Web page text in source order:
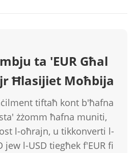
ta 'EUR Għal
Ħlasijiet Moħbija
tiftaħ kont b'ħafna
żżomm ħafna muniti,
l-oħrajn, u tikkonverti l-
jew l-USD tiegħek f'EUR fi